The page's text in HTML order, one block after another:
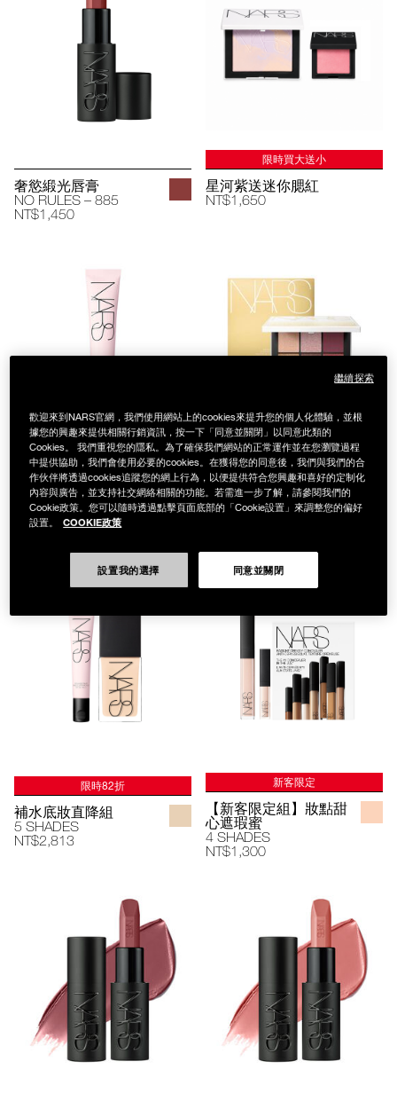
奢慾緞光唇膏
NO RULES – 885
NT$1,450
限時買大送小
星河紫送迷你腮紅
NT$1,650
RADIANCE PRIMER
SPF 35/PA+++
輕無畏！裸光妝前乳
流金限量系列
流金夜閃派對9色眼彩
盤
NT$1,950
限時82折
補水底妝直降組
5 SHADES
NT$2,813
新客限定
【新客限定組】妝點甜
心遮瑕蜜
4 SHADES
NT$1,300
歡迎來到NARS官網，我們使用網站上的cookies來提升您的個人化體驗，並根
據您的興趣來提供相關行銷資訊，按一下「同意並關閉」以同意此類的
Cookies。 我們重視您的隱私。為了確保我們網站的正常運作並在您瀏覽過程
中提供協助，我們會使用必要的cookies。在獲得您的同意後，我們與我們的合
作伙伴將透過cookies追蹤您的網上行為，以便提供符合您興趣和喜好的定制化
內容與廣告，並支持社交網絡相關的功能。若需進一步了解，請參閱我們的
Cookie政策。您可以隨時透過點擊頁面底部的「Cookie設置」來調整您的偏好
設置。
COOKIE政策
設置我的選擇 同意並關閉
繼續探索